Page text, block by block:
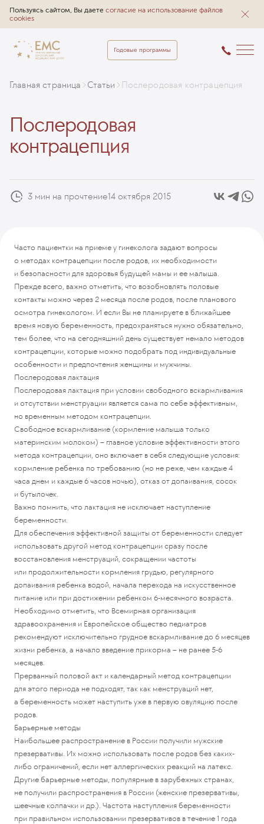
Пользуясь сайтом, Вы даете согласие на использование файлов
cookies
Годовые программы
Главная страница Статьи Послеродовая контрацепция
Послеродовая
контрацепция
3 мин на прочтение14 октября 2015
Часто пациентки на приеме у гинеколога задают вопросы
о методах контрацепции после родов, их необходимости
и безопасности для здоровья будущей мамы и ее малыша.
Прежде всего, важно отметить, что возобновлять половые
контакты можно через 2 месяца после родов, после планового
осмотра гинекологом. И если Вы не планируете в ближайшее
время новую беременность, предохраняться нужно обязательно,
тем более, что на сегодняшний день существует немало методов
контрацепции, которые можно подобрать под индивидуальные
особенности и предпочтения женщины и мужчины.
Послеродовая лактация
Послеродовая лактация при условии свободного вскармливания
и отсутствии менструации является сама по себе эффективным,
но временным методом контрацепции.
Свободное вскармливание (кормление малыша только
материнским молоком) – главное условие эффективности этого
метода контрацепции, оно включает в себя следующие условия:
кормление ребенка по требованию (но не реже, чем каждые 4
часа днем и каждые 6 часов ночью), отказ от допаивания, сосок
и бутылочек.
Важно помнить, что лактация не исключает наступление
беременности.
Для обеспечения эффективной защиты от беременности следует
использовать другой метод контрацепции сразу после
восстановления менструаций, сокращении частоты
или продолжительности кормления грудью, регулярного
допаивания ребенка водой, начала перехода на искусственное
питание или при достижении ребенком 6-месячного возраста.
Необходимо отметить, что Всемирная организация
здравоохранения и Европейское общество педиатров
рекомендуют исключительно грудное вскармливание до 6 месяцев
жизни ребенка, а начало введение прикорма – не ранее 5-6
месяцев.
Прерванный половой акт и календарный метод контрацепции
для этого периода не подходят, так как менструаций нет,
а беременность может наступить уже в первую овуляцию после
родов.
Барьерные методы
Наибольшее распространение в России получили мужские
презервативы. Их можно использовать после родов без каких-
либо ограничений, если нет аллергических реакций на латекс.
Другие барьерные методы, популярные в зарубежных странах,
не получили распространения в России (женские презервативы,
шеечные колпачки и др.). Частота наступления беременности
при правильном использовании презервативов в течение 1 года